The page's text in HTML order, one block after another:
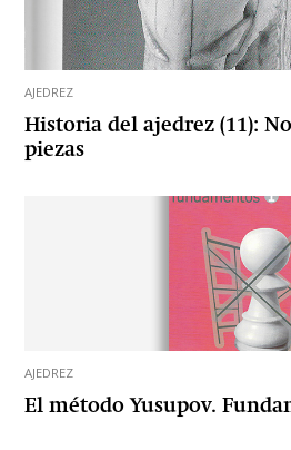
AJEDREZ
Historia del ajedrez (11):
piezas
AJEDREZ
El método Yusupov.